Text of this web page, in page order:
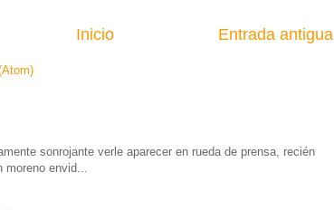
Entrada antigua
Inicio
sonrojante verle aparecer en rueda de prensa, recién
envid...